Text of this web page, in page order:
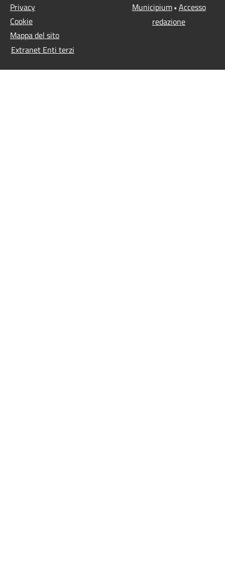
Privacy
Cookie
Mappa del sito
Extranet Enti terzi
Municipium• Accesso
redazione